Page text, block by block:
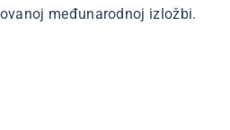
međunarodnoj izložbi.